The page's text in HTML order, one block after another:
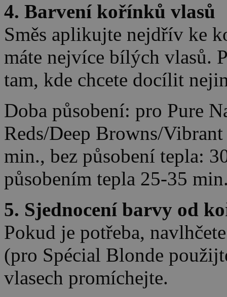
4. Barvení kořínků vlasů
Směs aplikujte nejdřív ke
máte nejvíce bílých vlasů.
tam, kde chcete docílit
Doba působení: pro Pure
Reds/Deep Browns/
min., bez působení tepla:
působením tepla 25-35
5. Sjednocení barvy od
Pokud je potřeba,
(pro Spécial Blonde
vlasech promíchejte.